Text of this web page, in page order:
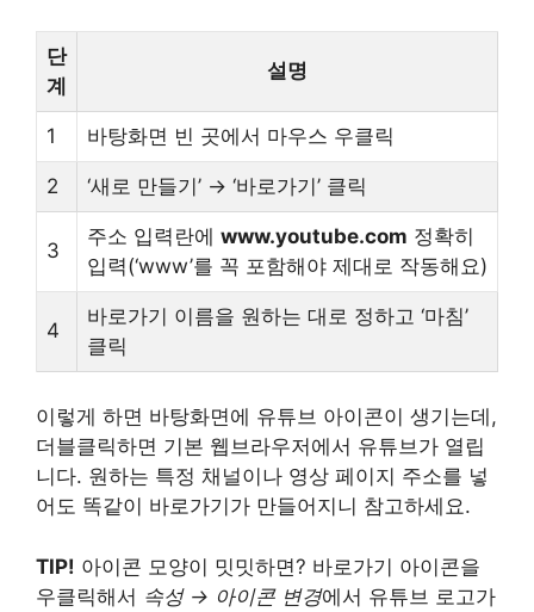
단
계
설명
1 바탕화면 빈 곳에서 마우스 우클릭
2 ‘새로 만들기’ → ‘바로가기’ 클릭
3
주소 입력란에 www.youtube.com 정확히
입력(‘www’를 꼭 포함해야 제대로 작동해요)
4
바로가기 이름을 원하는 대로 정하고 ‘마침’
클릭
이렇게 하면 바탕화면에 유튜브 아이콘이 생기는데,
더블클릭하면 기본 웹브라우저에서 유튜브가 열립
니다. 원하는 특정 채널이나 영상 페이지 주소를 넣
어도 똑같이 바로가기가 만들어지니 참고하세요.
TIP! 아이콘 모양이 밋밋하면? 바로가기 아이콘을
우클릭해서 속성 → 아이콘 변경에서 유튜브 로고가